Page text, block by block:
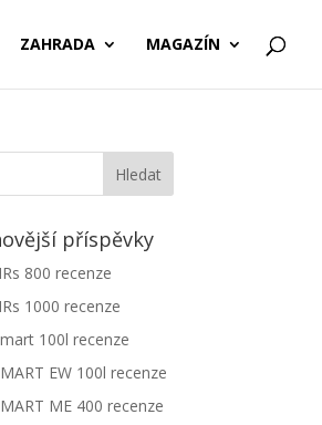
ZAHRADA MAGAZÍN
příspěvky
800 recenze
1000 recenze
100l recenze
EW 100l recenze
ME 400 recenze